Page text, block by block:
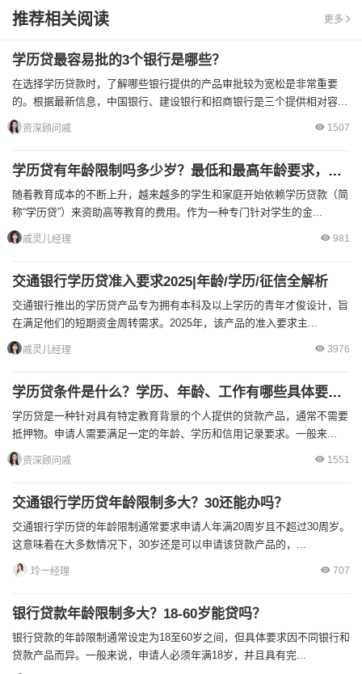
推荐相关阅读 更多
学历贷最容易批的3个银行是哪些？
在选择学历贷款时，了解哪些银行提供的产品审批较为宽松是非常重要
的。根据最新信息，中国银行、建设银行和招商银行是三个提供相对容...
资深顾问戚 1507
学历贷有年龄限制吗多少岁？最低和最高年龄要求，超龄了怎么办？
随着教育成本的不断上升，越来越多的学生和家庭开始依赖学历贷款（简
称“学历贷”）来资助高等教育的费用。作为一种专门针对学生的金...
戚灵儿经理 981
交通银行学历贷准入要求2025|年龄/学历/征信全解析
交通银行推出的学历贷产品专为拥有本科及以上学历的青年才俊设计，旨
在满足他们的短期资金周转需求。2025年，该产品的准入要求主...
戚灵儿经理 3976
学历贷条件是什么？学历、年龄、工作有哪些具体要求？
学历贷是一种针对具有特定教育背景的个人提供的贷款产品，通常不需要
抵押物。申请人需要满足一定的年龄、学历和信用记录要求。一般来...
资深顾问戚 1551
交通银行学历贷年龄限制多大？30还能办吗？
交通银行学历贷的年龄限制通常要求申请人年满20周岁且不超过30周岁。
这意味着在大多数情况下，30岁还是可以申请该贷款产品的，...
玲一经理 707
银行贷款年龄限制多大？18-60岁能贷吗？
银行贷款的年龄限制通常设定为18至60岁之间，但具体要求因不同银行和
贷款产品而异。一般来说，申请人必须年满18岁，并且具有完...